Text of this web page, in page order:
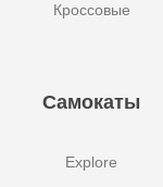
Кроссовые
Самокаты
Explore